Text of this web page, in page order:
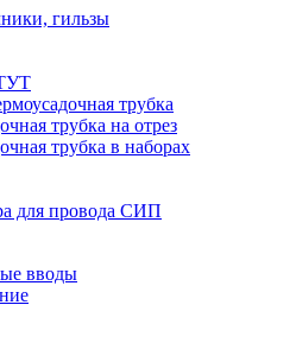
гильзы
трубка
трубка на отрез
трубка в наборах
для провода СИП
вводы